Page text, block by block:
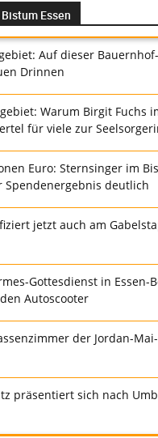
Essen
Auf dieser
Drinnen
Warum Birgit Fuchs
für viele zur
Euro: Sternsinger im
Spendenergebnis deutlich
jetzt auch am
Gottesdienst in Essen-
Autoscooter
der Jordan-
präsentiert sich nach